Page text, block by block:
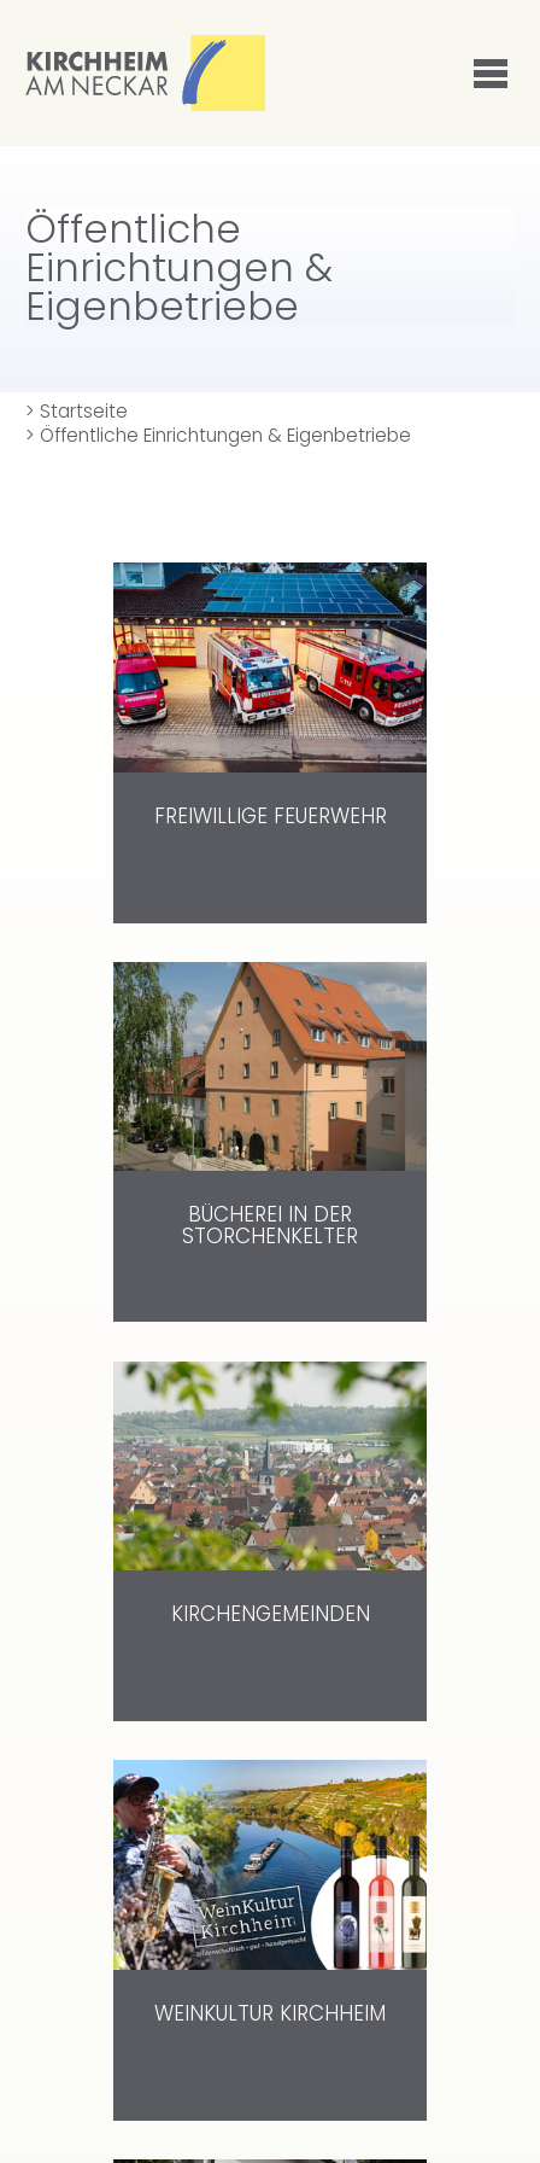
Öffentliche
Einrichtungen &
Eigenbetriebe
> Startseite
> Öffentliche Einrichtungen & Eigenbetriebe
FREIWILLIGE FEUERWEHR
BÜCHEREI IN DER
STORCHENKELTER
KIRCHENGEMEINDEN
WEINKULTUR KIRCHHEIM